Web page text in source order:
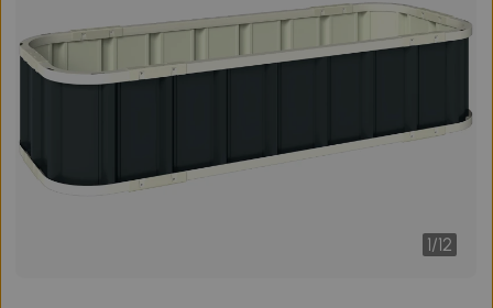
1/12